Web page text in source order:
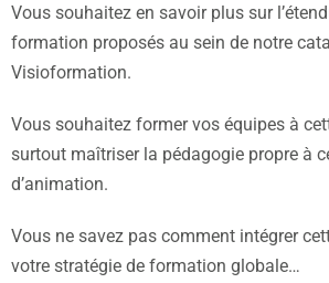
Vous souhaitez en savoir plus sur
formation proposés au sein de notre
Visioformation.
Vous souhaitez former vos équipes à
surtout maîtriser la pédagogie propre à
d’animation.
Vous ne savez pas comment intégrer
votre stratégie de formation globale…